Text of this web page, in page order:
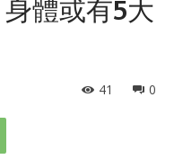
體或有5大
0
41